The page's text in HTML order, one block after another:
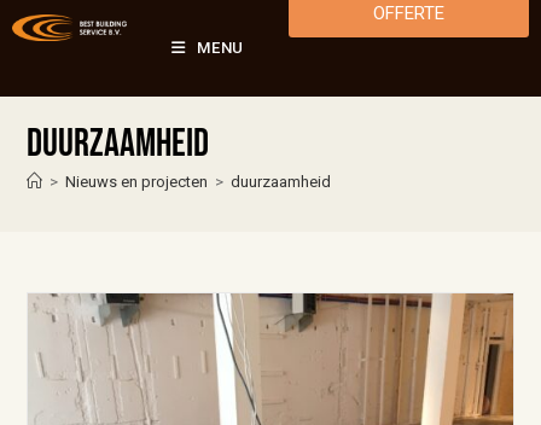
MENU
OFFERTE
duurzaamheid
> Nieuws en projecten > duurzaamheid